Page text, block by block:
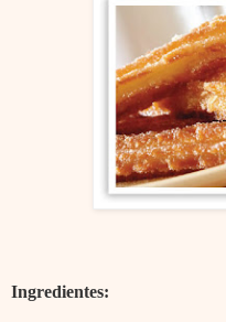
Ingredientes: